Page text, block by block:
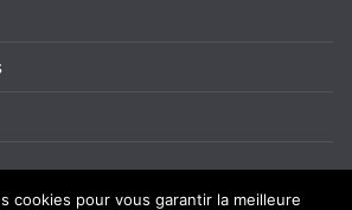
cookies pour vous garantir la meilleure